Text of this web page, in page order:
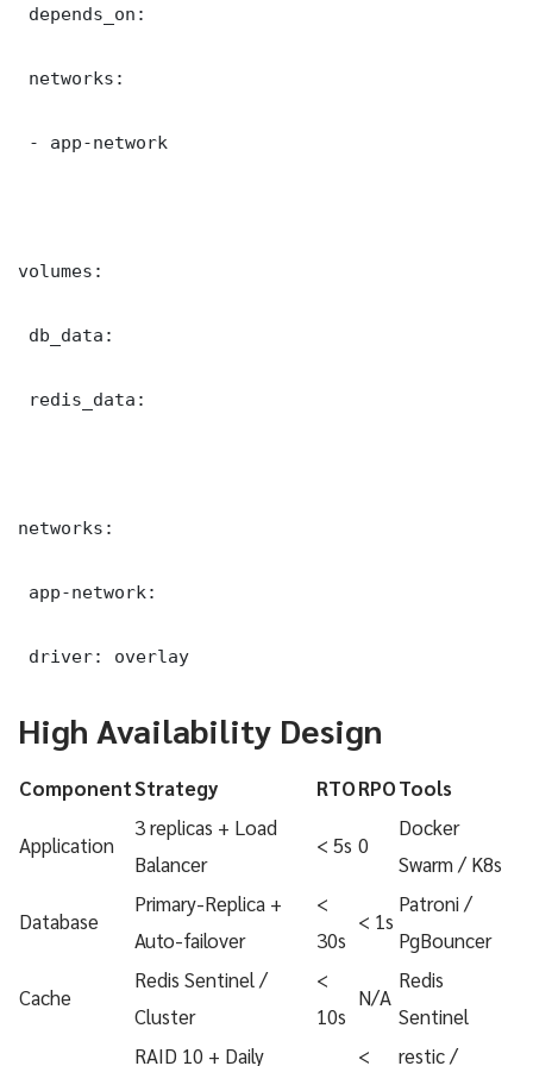
depends_on:
networks:
- app-network
volumes:
db_data:
redis_data:
networks:
app-network:
driver: overlay
High Availability Design
ComponentStrategy RTORPOTools
Application
3 replicas + Load
Balancer
< 5s 0
Docker
Swarm / K8s
Database
Primary-Replica +
Auto-failover
<
30s
< 1s
Patroni /
PgBouncer
Cache
Redis Sentinel /
Cluster
<
10s
N/A
Redis
Sentinel
RAID 10 + Daily < restic /